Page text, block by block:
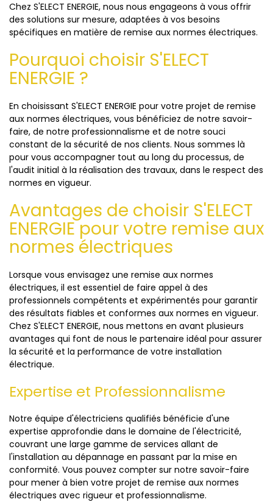
Chez S'ELECT ENERGIE, nous nous engageons à vous offrir
des solutions sur mesure, adaptées à vos besoins
spécifiques en matière de remise aux normes électriques.
Pourquoi choisir S'ELECT
ENERGIE ?
En choisissant S'ELECT ENERGIE pour votre projet de remise
aux normes électriques, vous bénéficiez de notre savoir-
faire, de notre professionnalisme et de notre souci
constant de la sécurité de nos clients. Nous sommes là
pour vous accompagner tout au long du processus, de
l'audit initial à la réalisation des travaux, dans le respect des
normes en vigueur.
Avantages de choisir S'ELECT
ENERGIE pour votre remise aux
normes électriques
Lorsque vous envisagez une remise aux normes
électriques, il est essentiel de faire appel à des
professionnels compétents et expérimentés pour garantir
des résultats fiables et conformes aux normes en vigueur.
Chez S'ELECT ENERGIE, nous mettons en avant plusieurs
avantages qui font de nous le partenaire idéal pour assurer
la sécurité et la performance de votre installation
électrique.
Expertise et Professionnalisme
Notre équipe d'électriciens qualifiés bénéficie d'une
expertise approfondie dans le domaine de l'électricité,
couvrant une large gamme de services allant de
l'installation au dépannage en passant par la mise en
conformité. Vous pouvez compter sur notre savoir-faire
pour mener à bien votre projet de remise aux normes
électriques avec rigueur et professionnalisme.